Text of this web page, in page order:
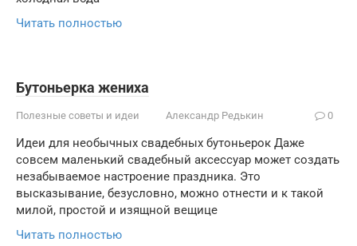
Читать полностью
Бутоньерка жениха
Полезные советы и идеи Александр Редькин 0
Идеи для необычных свадебных бутоньерок Даже
совсем маленький свадебный аксессуар может создать
незабываемое настроение праздника. Это
высказывание, безусловно, можно отнести и к такой
милой, простой и изящной вещице
Читать полностью